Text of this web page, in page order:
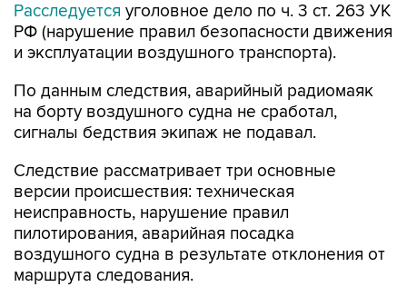
Расследуется уголовное дело по ч. 3 ст. 263 УК
РФ (нарушение правил безопасности движения
и эксплуатации воздушного транспорта).
По данным следствия, аварийный радиомаяк
на борту воздушного судна не сработал,
сигналы бедствия экипаж не подавал.
Следствие рассматривает три основные
версии происшествия: техническая
неисправность, нарушение правил
пилотирования, аварийная посадка
воздушного судна в результате отклонения от
маршрута следования.